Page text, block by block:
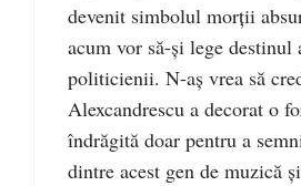
devenit simbolul morţii
acum vor să-şi lege destinul
politicienii. N-aş vrea să
Alexcandrescu a decorat o
îndrăgită doar pentru a
dintre acest gen de muzică